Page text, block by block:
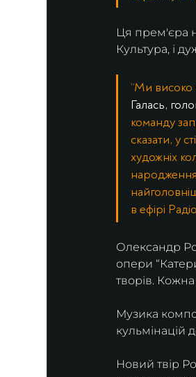
Ця прем'єра
Культура, і
“Ми високо
Галась,
команду
сказати, у
художніх
народження
в ефірі
Олександр
опери
творів.
Музика
кульмінацій
Новий твір